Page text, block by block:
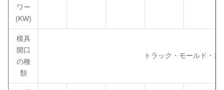
ワー
(KW)
模具
開口
の種
類
トラック・モールド・オ